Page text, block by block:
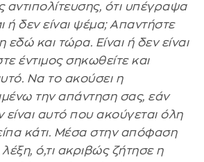
αντιπολίτευσης, ότι υπέγραψα
ή δεν είναι ψέμα; Απαντήστε
εδώ και τώρα. Είναι ή δεν είναι
έντιμος σηκωθείτε και
Να το ακούσει η
την απάντηση σας, εάν
είναι αυτό που ακούγεται όλη
κάτι. Μέσα στην απόφαση
ό,τι ακριβώς ζήτησε η